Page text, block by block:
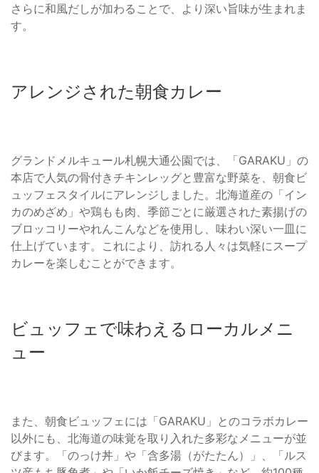
さらに和風だしが加わることで、より深い旨味が生まれま
す。
アレンジされた朝食カレー
グランドメルキュール札幌大通公園では、「GARAKU」の
本店で人気の骨付きチキンレッグと豊富な野菜を、朝食ビ
ュッフェスタイルにアレンジしました。北海道産の「イン
カのめざめ」や鶏もも肉、季節ごとに厳選された素揚げの
ブロッコリーやれんこんなどを使用し、味わい深い一皿に
仕上げています。これにより、訪れる人々は気軽にスープ
カレーを楽しむことができます。
ビュッフェで味わえるローカルメニ
ュー
また、朝食ビュッフェには「GARAKU」とのコラボカレー
以外にも、北海道の味覚を取り入れた多彩なメニューが並
びます。「のっけ丼」や「含多湯（がたたん）」、「ルス